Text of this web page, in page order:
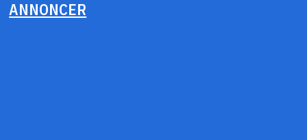
ANNONCER